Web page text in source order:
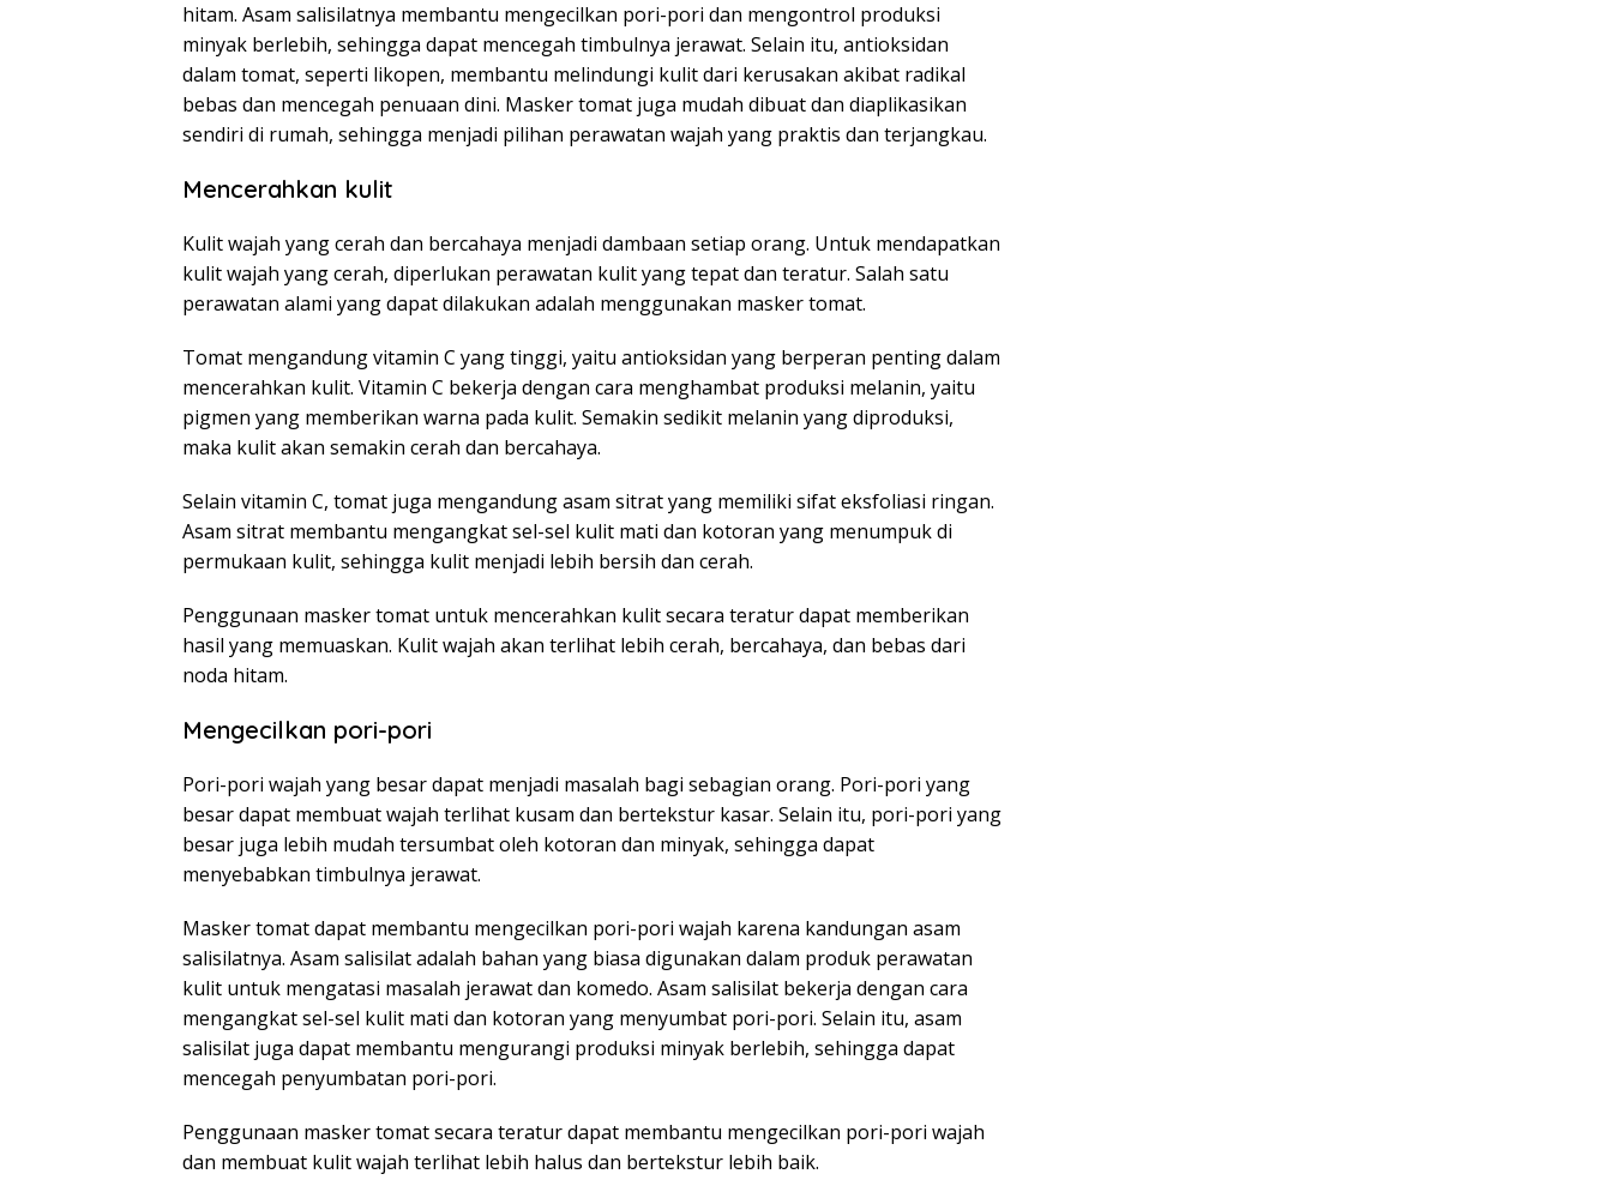
hitam. Asam salisilatnya membantu mengecilkan pori-pori dan mengontrol produksi
minyak berlebih, sehingga dapat mencegah timbulnya jerawat. Selain itu, antioksidan
dalam tomat, seperti likopen, membantu melindungi kulit dari kerusakan akibat radikal
bebas dan mencegah penuaan dini. Masker tomat juga mudah dibuat dan diaplikasikan
sendiri di rumah, sehingga menjadi pilihan perawatan wajah yang praktis dan terjangkau.
Mencerahkan kulit
Kulit wajah yang cerah dan bercahaya menjadi dambaan setiap orang. Untuk mendapatkan
kulit wajah yang cerah, diperlukan perawatan kulit yang tepat dan teratur. Salah satu
perawatan alami yang dapat dilakukan adalah menggunakan masker tomat.
Tomat mengandung vitamin C yang tinggi, yaitu antioksidan yang berperan penting dalam
mencerahkan kulit. Vitamin C bekerja dengan cara menghambat produksi melanin, yaitu
pigmen yang memberikan warna pada kulit. Semakin sedikit melanin yang diproduksi,
maka kulit akan semakin cerah dan bercahaya.
Selain vitamin C, tomat juga mengandung asam sitrat yang memiliki sifat eksfoliasi ringan.
Asam sitrat membantu mengangkat sel-sel kulit mati dan kotoran yang menumpuk di
permukaan kulit, sehingga kulit menjadi lebih bersih dan cerah.
Penggunaan masker tomat untuk mencerahkan kulit secara teratur dapat memberikan
hasil yang memuaskan. Kulit wajah akan terlihat lebih cerah, bercahaya, dan bebas dari
noda hitam.
Mengecilkan pori-pori
Pori-pori wajah yang besar dapat menjadi masalah bagi sebagian orang. Pori-pori yang
besar dapat membuat wajah terlihat kusam dan bertekstur kasar. Selain itu, pori-pori yang
besar juga lebih mudah tersumbat oleh kotoran dan minyak, sehingga dapat
menyebabkan timbulnya jerawat.
Masker tomat dapat membantu mengecilkan pori-pori wajah karena kandungan asam
salisilatnya. Asam salisilat adalah bahan yang biasa digunakan dalam produk perawatan
kulit untuk mengatasi masalah jerawat dan komedo. Asam salisilat bekerja dengan cara
mengangkat sel-sel kulit mati dan kotoran yang menyumbat pori-pori. Selain itu, asam
salisilat juga dapat membantu mengurangi produksi minyak berlebih, sehingga dapat
mencegah penyumbatan pori-pori.
Penggunaan masker tomat secara teratur dapat membantu mengecilkan pori-pori wajah
dan membuat kulit wajah terlihat lebih halus dan bertekstur lebih baik.